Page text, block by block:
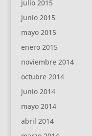
julio 2015
junio 2015
mayo 2015
enero 2015
noviembre 2014
octubre 2014
junio 2014
mayo 2014
abril 2014